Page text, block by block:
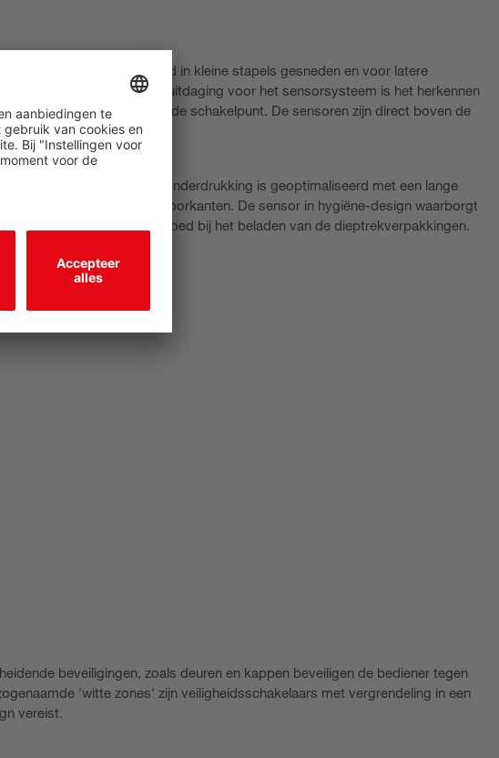
snijmachine wordt snijgoed in kleine stapels gesneden en voor latere
in trays. De uitdaging voor het sensorsysteem is het herkennen
van het snijgoed op hetzelfde schakelpunt. De sensoren zijn direct boven de
met achtergrondonderdrukking is geoptimaliseerd met een lange
herkenning van productvoorkanten. De sensor in hygiëne-design waarborgt
positionering van het snijgoed bij het beladen van de dieptrekverpakkingen.
beveiligingen, zoals deuren en kappen beveiligen de bediener tegen
'witte zones' zijn veiligheidsschakelaars met vergrendeling in een
vereist.